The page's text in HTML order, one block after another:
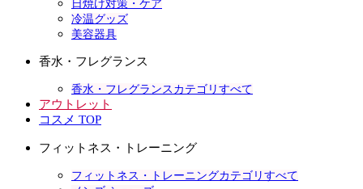
日焼け対策・ケア
冷温グッズ
美容器具
香水・フレグランス
香水・フレグランスカテゴリすべて
アウトレット
コスメ TOP
フィットネス・トレーニング
フィットネス・トレーニングカテゴリすべて